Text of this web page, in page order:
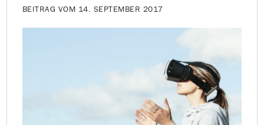
BEITRAG VOM 14. SEPTEMBER 2017